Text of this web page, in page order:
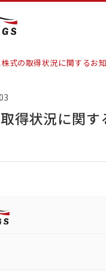
式の取得状況に関するお
得状況に関す